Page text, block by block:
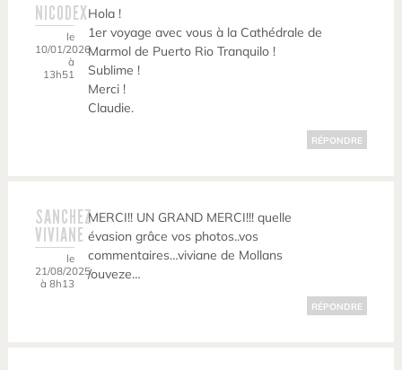
NICODEX
le
10/01/2026
à
13h51
Hola !
1er voyage avec vous à la Cathédrale de
Marmol de Puerto Rio Tranquilo !
Sublime !
Merci !
Claudie.
RÉPONDRE
SANCHEZ
VIVIANE
le
21/08/2025
à 8h13
MERCI!! UN GRAND MERCI!!! quelle
évasion grâce vos photos..vos
commentaires…viviane de Mollans
/ouveze…
RÉPONDRE